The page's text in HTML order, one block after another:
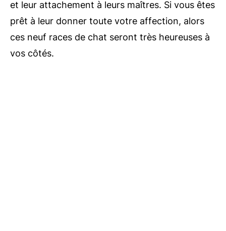
et leur attachement à leurs maîtres. Si vous êtes
prêt à leur donner toute votre affection, alors
ces neuf races de chat seront très heureuses à
vos côtés.